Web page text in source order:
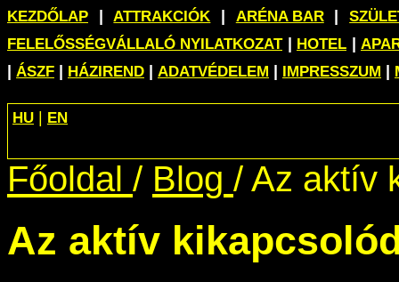
KEZDŐLAP |ATTRAKCIÓK ARÉNA BAR|
FELELŐSSÉGVÁLLALÓ NYILATKOZAT| HOTEL
ÁSZF HÁZIREND ADATVÉDELEM IMPRESSZUM
HU EN
Főoldal / Blog / Az aktív
Az aktív